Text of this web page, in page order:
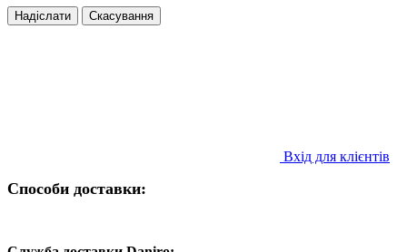
Надіслати Скасування
Вхід для клієнтів
Способи доставки: